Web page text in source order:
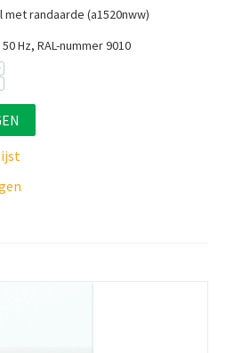
randaarde (a1520nww)
Hz, RAL-nummer 9010